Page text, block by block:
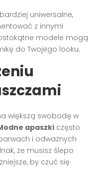
uniwersalne,
z innymi
modele mogą
do Twojego looku.
większą swobodę w
apaszki często
i odważnych
że musisz ślepo
by czuć się